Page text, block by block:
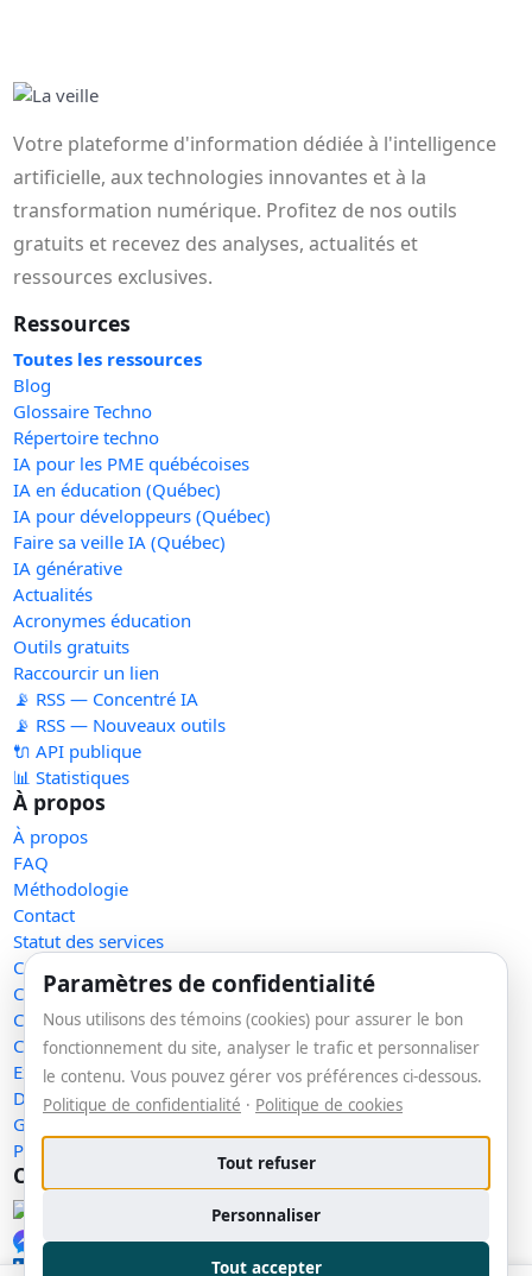
Votre plateforme d'information dédiée à l'intelligence
artificielle, aux technologies innovantes et à la
transformation numérique. Profitez de nos outils
gratuits et recevez des analyses, actualités et
ressources exclusives.
Ressources
Toutes les ressources
Blog
Glossaire Techno
Répertoire techno
IA pour les PME québécoises
IA en éducation (Québec)
IA pour développeurs (Québec)
Faire sa veille IA (Québec)
IA générative
Actualités
Acronymes éducation
Outils gratuits
Raccourcir un lien
📡 RSS — Concentré IA
📡 RSS — Nouveaux outils
🔌 API publique
📊 Statistiques
À propos
À propos
FAQ
Méthodologie
Contact
Statut des services
Confidentialité
Conditions d'utilisation
Conditions de vente
Cookies
Exercer mes droits
Demande de retrait
Gérer les témoins
Plan du site
Communauté
Messenger
Paramètres de confidentialité
Nous utilisons des témoins (cookies) pour assurer le bon
fonctionnement du site, analyser le trafic et personnaliser
le contenu. Vous pouvez gérer vos préférences ci-dessous.
Politique de confidentialité · Politique de cookies
Tout refuser
Personnaliser
Tout accepter